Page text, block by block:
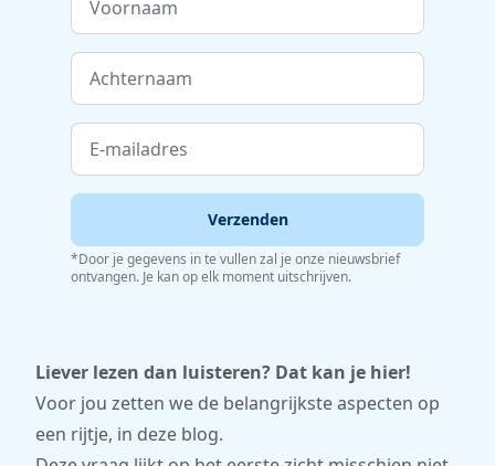
Verzenden
*Door je gegevens in te vullen zal je onze nieuwsbrief
ontvangen. Je kan op elk moment uitschrijven.
Liever lezen dan luisteren? Dat kan je hier!
Voor jou zetten we de belangrijkste aspecten op
een rijtje, in deze blog.